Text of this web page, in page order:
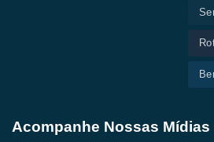
Acompanhe Nossas Mídias